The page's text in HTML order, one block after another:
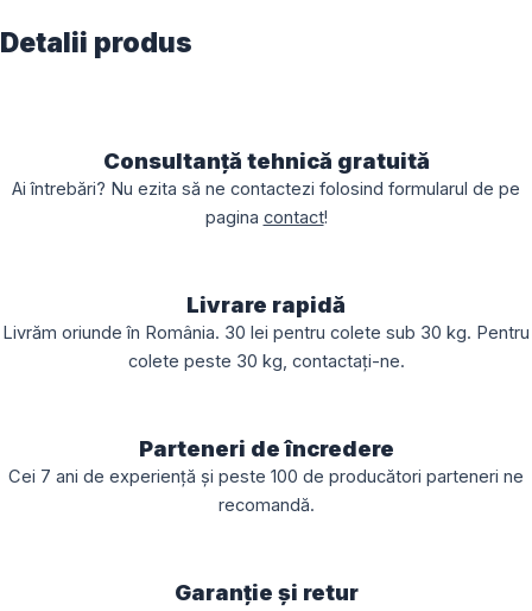
Detalii produs
Consultanță tehnică gratuită
Ai întrebări? Nu ezita să ne contactezi folosind formularul de pe
pagina contact!
Livrare rapidă
Livrăm oriunde în România. 30 lei pentru colete sub 30 kg. Pentru
colete peste 30 kg, contactați-ne.
Parteneri de încredere
Cei 7 ani de experiență și peste 100 de producători parteneri ne
recomandă.
Garanție și retur